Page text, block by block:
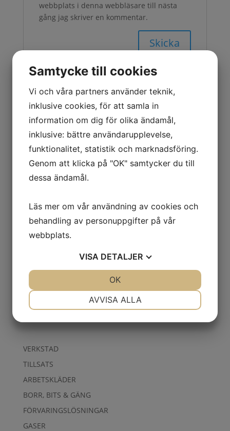
webbplats i denna webbläsare till nästa
gång jag skriver en kommentar.
Relaterade produkter
Blåspistol M7 1000mm
790.00krExkl. moms
Blåspistol M7 250mm
127.00kr Exkl. moms
Slangvinda Hybrid
3/8″(10mm) – 20m
VERKSTAD
TILLSATS
ARBETSKLÄDER
BORR, BITS & GÄNG
FÖRVARINGSLÖSNINGAR
GASER
Samtycke till cookies
Vi och våra partners använder teknik,
inklusive cookies, för att samla in
information om dig för olika ändamål,
inklusive: bättre användarupplevelse,
funktionalitet, statistik och marknadsföring.
Genom att klicka på "OK" samtycker du till
dessa ändamål.
Läs mer om vår användning av cookies och
behandling av personuppgifter på vår
webbplats.
VISA DETALJER
AVVISA ALLA
OK